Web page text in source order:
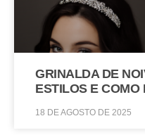
GRINALDA DE
ESTILOS E COMO
18 DE AGOSTO DE 2025